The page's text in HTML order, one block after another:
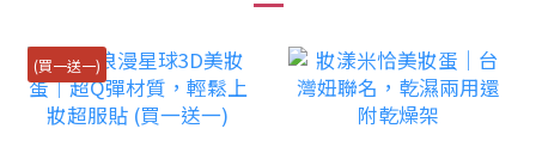
(買一送一)